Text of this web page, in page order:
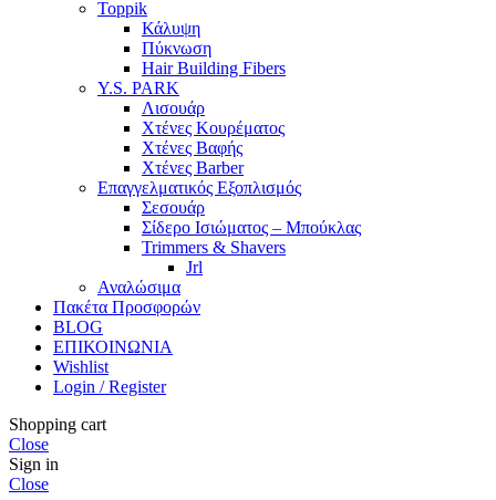
Toppik
Κάλυψη
Πύκνωση
Hair Building Fibers
Y.S. PARK
Λισουάρ
Χτένες Κουρέματος
Χτένες Βαφής
Χτένες Barber
Επαγγελματικός Εξοπλισμός
Σεσουάρ
Σίδερο Ισιώματος – Μπούκλας
Trimmers & Shavers
Jrl
Αναλώσιμα
Πακέτα Προσφορών
BLOG
ΕΠΙΚΟΙΝΩΝΙΑ
Wishlist
Login / Register
Shopping cart
Close
Sign in
Close